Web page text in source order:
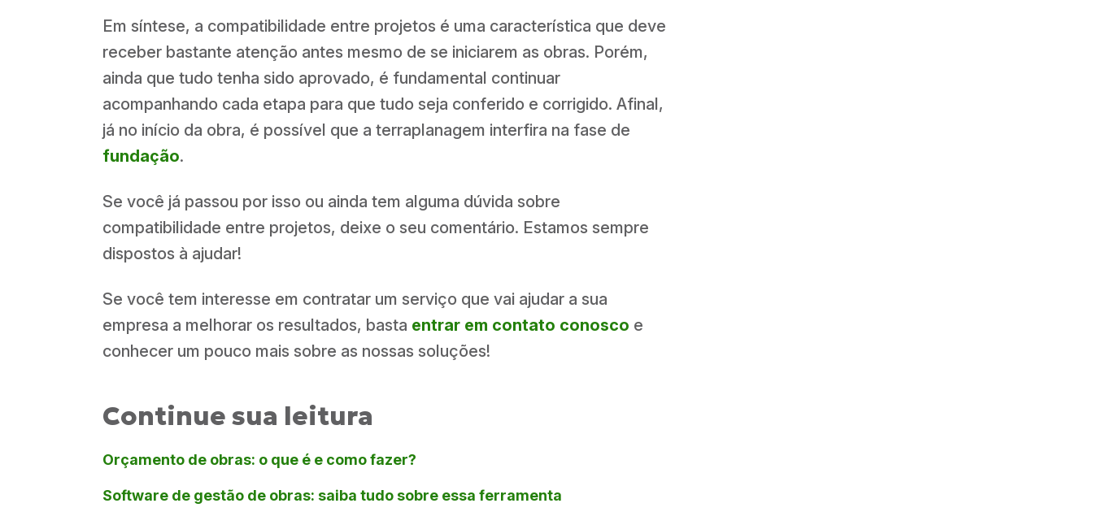
Em síntese, a compatibilidade entre projetos é uma característica que deve
receber bastante atenção antes mesmo de se iniciarem as obras. Porém,
ainda que tudo tenha sido aprovado, é fundamental continuar
acompanhando cada etapa para que tudo seja conferido e corrigido. Afinal,
já no início da obra, é possível que a terraplanagem interfira na fase de
fundação.
Se você já passou por isso ou ainda tem alguma dúvida sobre
compatibilidade entre projetos, deixe o seu comentário. Estamos sempre
dispostos à ajudar!
Se você tem interesse em contratar um serviço que vai ajudar a sua
empresa a melhorar os resultados, basta entrar em contato conosco e
conhecer um pouco mais sobre as nossas soluções!
Continue sua leitura
Orçamento de obras: o que é e como fazer?
Software de gestão de obras: saiba tudo sobre essa ferramenta